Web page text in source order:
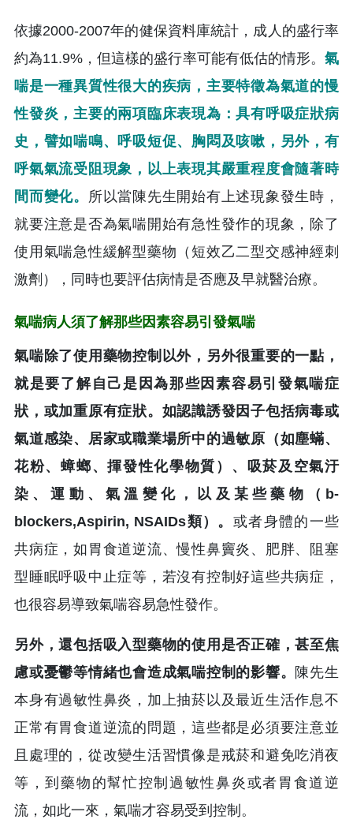
依據2000-2007年的健保資料庫統計，成人的盛行率
約為11.9%，但這樣的盛行率可能有低估的情形。 氣
喘是一種異質性很大的疾病，主要特徵為氣道的慢
性發炎，主要的兩項臨床表現為：具有呼吸症狀病
史，譬如喘鳴、呼吸短促、胸悶及咳嗽，另外，有
呼氣氣流受阻現象，以上表現其嚴重程度會隨著時
間而變化。 所以當陳先生開始有上述現象發生時，
就要注意是否為氣喘開始有急性發作的現象，除了
使用氣喘急性緩解型藥物（短效乙二型交感神經刺
激劑），同時也要評估病情是否應及早就醫治療。
氣喘病人須了解那些因素容易引發氣喘
氣喘除了使用藥物控制以外，另外很重要的一點，
就是要了解自己是因為那些因素容易引發氣喘症
狀，或加重原有症狀。如認識誘發因子包括病毒或
氣道感染、居家或職業場所中的過敏原（如塵蟎、
花粉、蟑螂、揮發性化學物質）、吸菸及空氣汙
染、運動、氣溫變化，以及某些藥物（b-
blockers,Aspirin, NSAIDs類）。 或者身體的一些
共病症，如胃食道逆流、慢性鼻竇炎、肥胖、阻塞
型睡眠呼吸中止症等，若沒有控制好這些共病症，
也很容易導致氣喘容易急性發作。
另外，還包括吸入型藥物的使用是否正確，甚至焦
慮或憂鬱等情緒也會造成氣喘控制的影響。
陳先生
本身有過敏性鼻炎，加上抽菸以及最近生活作息不
正常有胃食道逆流的問題，這些都是必須要注意並
且處理的，從改變生活習慣像是戒菸和避免吃消夜
等，到藥物的幫忙控制過敏性鼻炎或者胃食道逆
流，如此一來，氣喘才容易受到控制。